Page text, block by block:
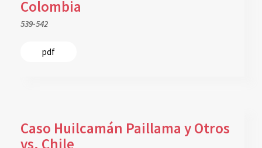
Colombia
539-542
pdf
Caso Huilcamán Paillama y Otros
vs. Chile